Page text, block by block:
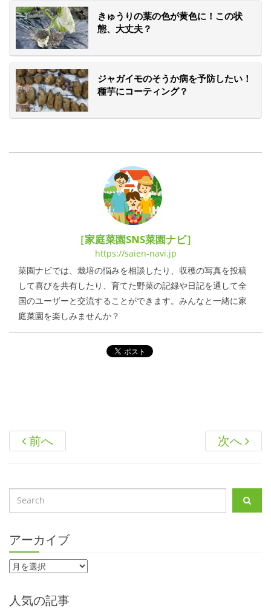
きゅうりの葉の色が黄色に！この状
態、大丈夫？
ジャガイモのそうか病を予防したい！
種芋にコーティング？
［家庭菜園SNS菜園ナビ］
https://saien-navi.jp
菜園ナビでは、栽培の悩みを相談したり、収穫の写真を投稿
して喜びを共有したり、育てた野菜の記録や日記を通して全
国のユーザーと交流することができます。みんなと一緒に家
庭菜園を楽しみませんか？
前へ 次へ
アーカイブ
人気の記事